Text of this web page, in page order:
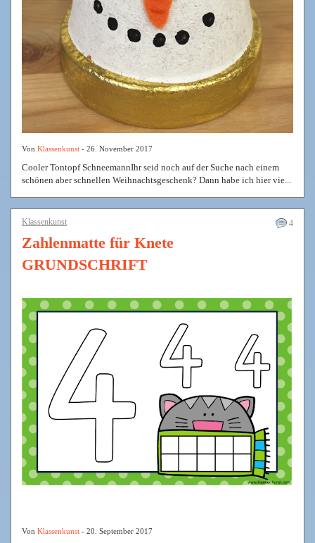
Von Klassenkunst - 26. November 2017
Cooler Tontopf SchneemannIhr seid noch auf der Suche nach einem
schönen aber schnellen Weihnachtsgeschenk? Dann habe ich hier vie...
4
Klassenkunst
Zahlenmatte für Knete
GRUNDSCHRIFT
Von Klassenkunst - 20. September 2017